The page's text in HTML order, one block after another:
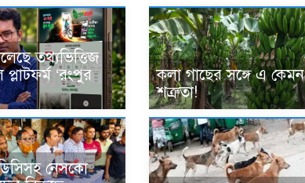
তথ্যভিত্তিজ
প্লাটফর্ম ‘রংপুর
কলা গাছের সঙ্গে এ কেমন
শত্রুতা!
নেসকো